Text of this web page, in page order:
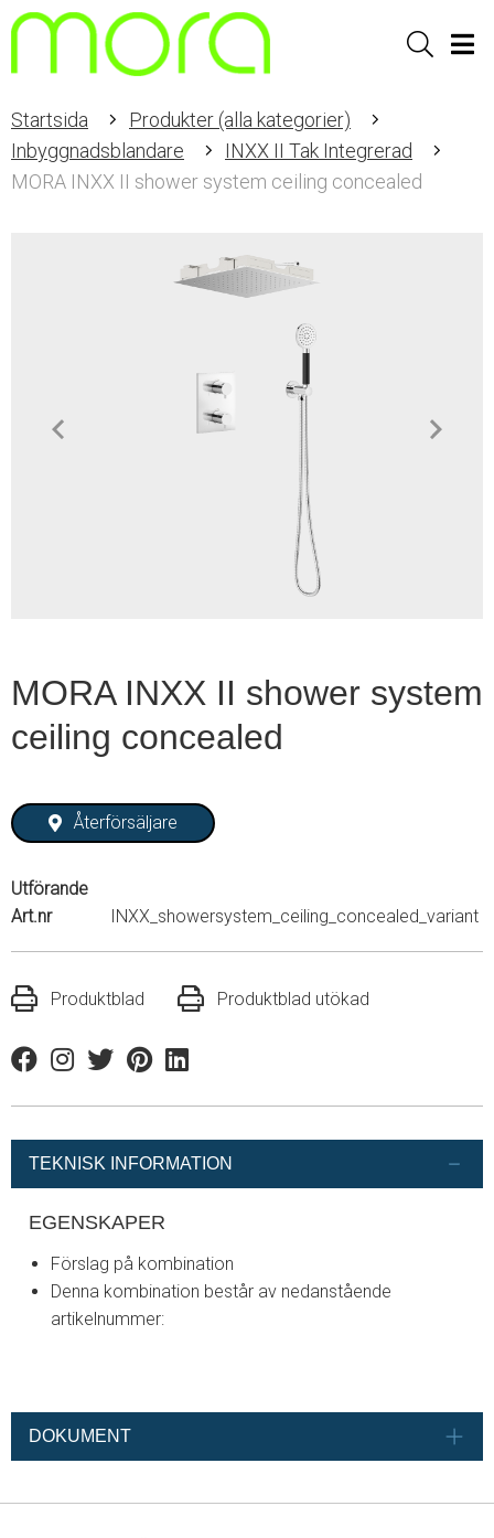
Sök
Startsida
Produkter (alla kategorier)
Inbyggnadsblandare
INXX II Tak Integrerad
MORA INXX II shower system ceiling concealed
MORA INXX II shower system
ceiling concealed
Återförsäljare
Utförande
Art.nr
INXX_showersystem_ceiling_concealed_variant
Produktblad Produktblad utökad
FacebookInstagram
TwitterPinterestLinkedin
TEKNISK INFORMATION
EGENSKAPER
Förslag på kombination
Denna kombination består av nedanstående
artikelnummer:
DOKUMENT